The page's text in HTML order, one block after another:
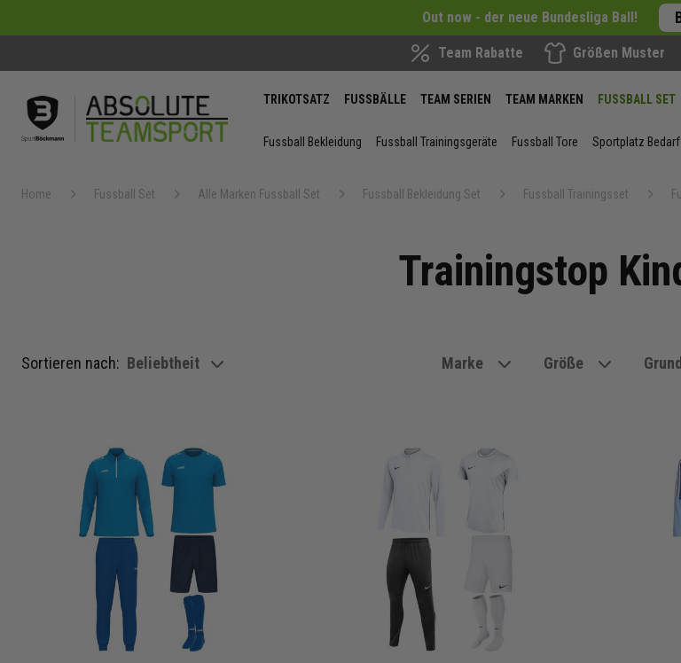
Out now - der neue Bundesliga Ball!
Team Rabatte Größen Muster
TRIKOTSATZ FUSSBÄLLE TEAM SERIEN TEAM MARKEN FUSSBALL SET
Fussball Bekleidung Fussball Trainingsgeräte Fussball Tore Sportplatz Bedarf
Home Fussball Set Alle Marken Fussball Set Fussball Bekleidung Set Fussball Trainingsset
Trainingstop
Sortieren nach: show filteroptions
Beliebtheit Marke Größe